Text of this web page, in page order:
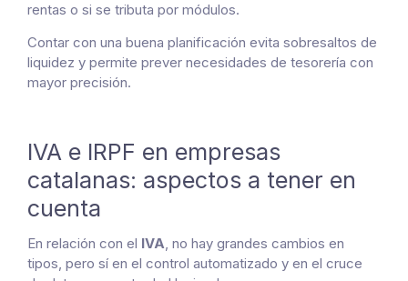
rentas o si se tributa por módulos.
Contar con una buena planificación evita sobresaltos de
liquidez y permite prever necesidades de tesorería con
mayor precisión.
IVA e IRPF en empresas
catalanas: aspectos a tener en
cuenta
En relación con el IVA, no hay grandes cambios en
tipos, pero sí en el control automatizado y en el cruce